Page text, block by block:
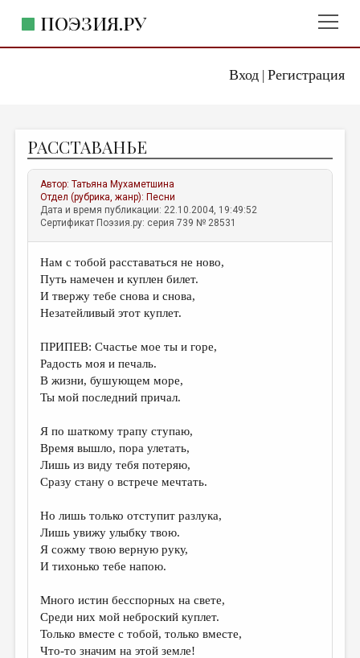
Вход| Регистрация
ПОЭЗИЯ.РУ
ЖАНРЫ
АВТОРЫ
КОММЕНТАРИИ
ЛИТСАЛОН
НОВОСТИ
ПРАВИЛА САЙТА
ИЗБРАННОЕ
ДАЙДЖЕСТ
ПЕРЕВОДЫ
КОНКУРСЫ
КНИЖНАЯ ПОЛКА
ОБЗОР ЛИТЕРАТУРЫ
ОБЪЯВЛЕНИЯ
КОЛОНКА РЕДАКТОРА
РАССТАВАНЬЕ
Автор:Татьяна Мухаметшина
Отдел (рубрика, жанр): Песни
Дата и время публикации: 22.10.2004, 19:49:52
Сертификат Поэзия.ру: серия 739 № 28531
Нам с тобой расставаться не ново,
Путь намечен и куплен билет.
И твержу тебе снова и снова,
Незатейливый этот куплет.
ПРИПЕВ: Счастье мое ты и горе,
Радость моя и печаль.
В жизни, бушующем море,
Ты мой последний причал.
Я по шаткому трапу ступаю,
Время вышло, пора улетать,
Лишь из виду тебя потеряю,
Сразу стану о встрече мечтать.
Но лишь только отступит разлука,
Лишь увижу улыбку твою.
Я сожму твою верную руку,
И тихонько тебе напою.
Много истин бесспорных на свете,
Среди них мой неброский куплет.
Только вместе с тобой, только вместе,
Что-то значим на этой земле!